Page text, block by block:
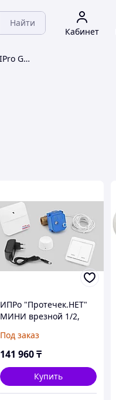
Найти
Кабинет
Системы защиты от потопа IPro Group
ИПРо "Протечек.НЕТ"
МИНИ врезной 1/2,
Система контроля
протечек воды
Под заказ
141 960 ₸
Купить